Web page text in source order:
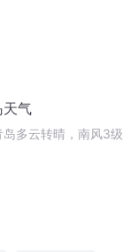
天气
岛多云转晴，南风3级